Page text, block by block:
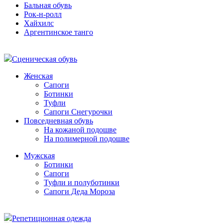
Бальная обувь
Рок-н-ролл
Хайхилс
Аргентинское танго
Сценическая обувь
Женская
Сапоги
Ботинки
Туфли
Сапоги Снегурочки
Повседневная обувь
На кожаной подошве
На полимерной подошве
Мужская
Ботинки
Сапоги
Туфли и полуботинки
Сапоги Деда Мороза
Репетиционная одежда